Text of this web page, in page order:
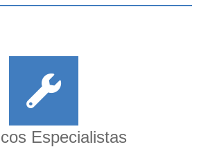
Especialistas